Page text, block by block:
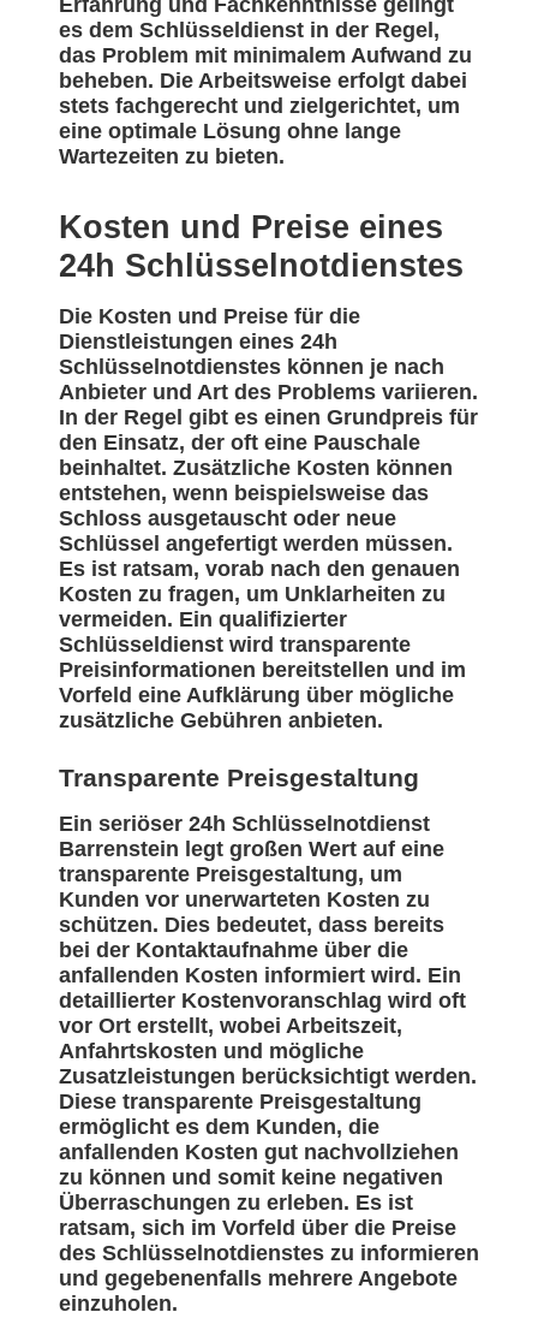
Erfahrung und Fachkenntnisse gelingt
es dem Schlüsseldienst in der Regel,
das Problem mit minimalem Aufwand zu
beheben. Die Arbeitsweise erfolgt dabei
stets fachgerecht und zielgerichtet, um
eine optimale Lösung ohne lange
Wartezeiten zu bieten.
Kosten und Preise eines
24h Schlüsselnotdienstes
Die Kosten und Preise für die
Dienstleistungen eines 24h
Schlüsselnotdienstes können je nach
Anbieter und Art des Problems variieren.
In der Regel gibt es einen Grundpreis für
den Einsatz, der oft eine Pauschale
beinhaltet. Zusätzliche Kosten können
entstehen, wenn beispielsweise das
Schloss ausgetauscht oder neue
Schlüssel angefertigt werden müssen.
Es ist ratsam, vorab nach den genauen
Kosten zu fragen, um Unklarheiten zu
vermeiden. Ein qualifizierter
Schlüsseldienst wird transparente
Preisinformationen bereitstellen und im
Vorfeld eine Aufklärung über mögliche
zusätzliche Gebühren anbieten.
Transparente Preisgestaltung
Ein seriöser 24h Schlüsselnotdienst
Barrenstein legt großen Wert auf eine
transparente Preisgestaltung, um
Kunden vor unerwarteten Kosten zu
schützen. Dies bedeutet, dass bereits
bei der Kontaktaufnahme über die
anfallenden Kosten informiert wird. Ein
detaillierter Kostenvoranschlag wird oft
vor Ort erstellt, wobei Arbeitszeit,
Anfahrtskosten und mögliche
Zusatzleistungen berücksichtigt werden.
Diese transparente Preisgestaltung
ermöglicht es dem Kunden, die
anfallenden Kosten gut nachvollziehen
zu können und somit keine negativen
Überraschungen zu erleben. Es ist
ratsam, sich im Vorfeld über die Preise
des Schlüsselnotdienstes zu informieren
und gegebenenfalls mehrere Angebote
einzuholen.